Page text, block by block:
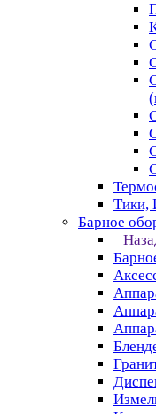
Тики,
Барное